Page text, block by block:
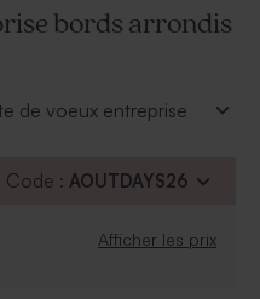
bords arrondis
de voeux entreprise
Code : AOUTDAYS26
Afficher les prix